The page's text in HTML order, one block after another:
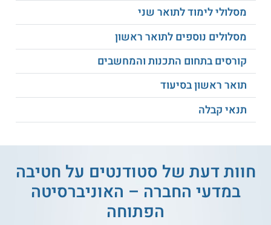
מסלולי לימוד לתואר שני
מסלולים נוספים לתואר ראשון
קורסים בתחום התכנות והמחשבים
תואר ראשון בסיעוד
תנאי קבלה
חוות דעת של סטודנטים על חטיבה
במדעי החברה – האוניברסיטה
הפתוחה